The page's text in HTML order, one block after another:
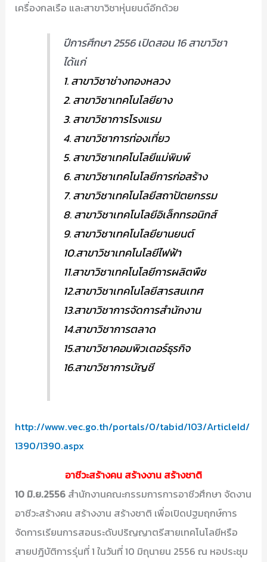
เครื่องกลเรือ และสาขาวิชาหุ่นยนต์อีกด้วย
ปีการศึกษา 2556 เปิดสอน 16 สาขาวิชา
ได้แก่
1. สาขาวิชาช่างทองหลวง
2. สาขาวิชาเทคโนโลยียาง
3. สาขาวิชาการโรงแรม
4. สาขาวิชาการท่องเที่ยว
5. สาขาวิชาเทคโนโลยีแม่พิมพ์
6. สาขาวิชาเทคโนโลยีการก่อสร้าง
7. สาขาวิชาเทคโนโลยีสถาปัตยกรรม
8. สาขาวิชาเทคโนโลยีอิเล็กทรอนิกส์
9. สาขาวิชาเทคโนโลยียานยนต์
10.สาขาวิชาเทคโนโลยีไฟฟ้า
11.สาขาวิชาเทคโนโลยีการผลิตพืช
12.สาขาวิชาเทคโนโลยีสารสนเทศ
13.สาขาวิชาการจัดการสำนักงาน
14.สาขาวิชาการตลาด
15.สาขาวิชาคอมพิวเตอร์ธุรกิจ
16.สาขาวิชาการบัญชี
http://www.vec.go.th/portals/0/tabid/103/ArticleId/
1390/1390.aspx
อาชีวะสร้างคน สร้างงาน สร้างชาติ
10 มิ.ย.2556 สำนักงานคณะกรรมการการอาชีวศึกษา จัดงาน
อาชีวะสร้างคน สร้างงาน สร้างชาติ เพื่อเปิดปฐมฤกษ์การ
จัดการเรียนการสอนระดับปริญญาตรีสายเทคโนโลยีหรือ
สายปฎิบัติการรุ่นที่ 1 ในวันที่ 10 มิถุนายน 2556 ณ หอประชุม